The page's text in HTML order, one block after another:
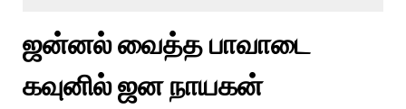
Throwback
Television
ஜன்னல் வைத்த பாவாடை
கவுனில் ஜன நாயகன்